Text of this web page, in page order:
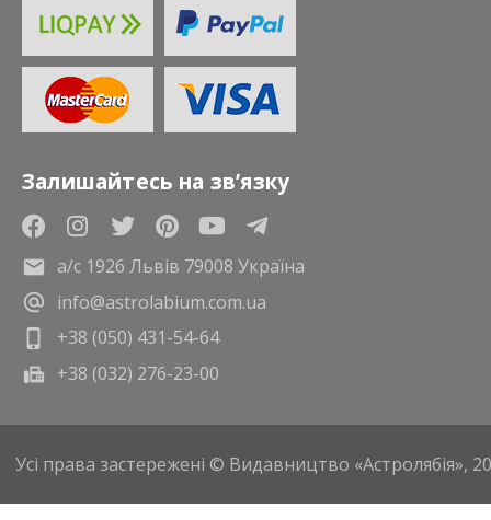
Залишайтесь на зв’язку
а/с 1926 Львів 79008 Україна
info@astrolabium.com.ua
+38 (050) 431-54-64
+38 (032) 276-23-00
Усі права застережені © Видавництво «Астролябія»,